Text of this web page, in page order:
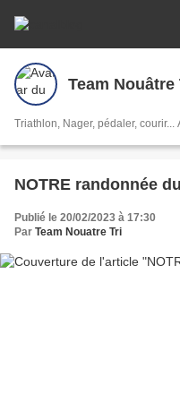
Team
Triathlon, Nager, pédaler, courir...
NOTRE randonnée
Publié le 20/02/2023 à 17:30
Par Team Nouatre Tri